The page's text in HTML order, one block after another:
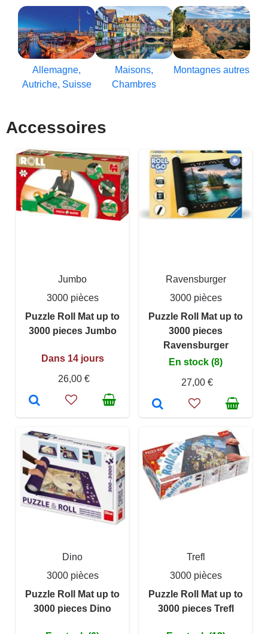
Allemagne,
Autriche, Suisse
Maisons,
Chambres
Montagnes autres
Accessoires
Jumbo
3000 pièces
Puzzle Roll Mat up to
3000 pieces Jumbo
Dans 14 jours
26,00 €
Ravensburger
3000 pièces
Puzzle Roll Mat up to
3000 pieces
Ravensburger
En stock (8)
27,00 €
Dino
3000 pièces
Puzzle Roll Mat up to
3000 pieces Dino
Trefl
3000 pièces
Puzzle Roll Mat up to
3000 pieces Trefl